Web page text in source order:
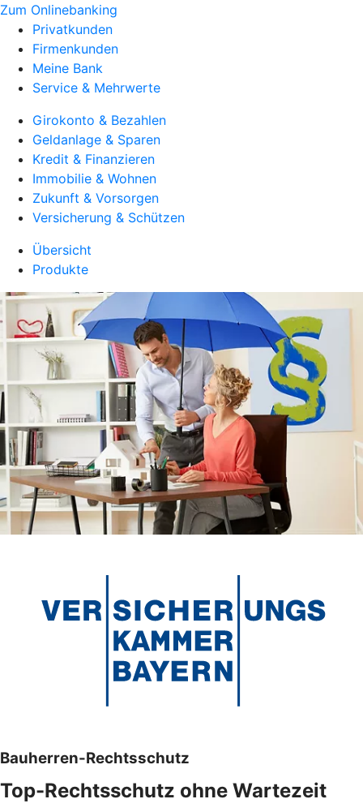
Zum Onlinebanking
Privatkunden
Firmenkunden
Meine Bank
Service & Mehrwerte
Girokonto & Bezahlen
Geldanlage & Sparen
Kredit & Finanzieren
Immobilie & Wohnen
Zukunft & Vorsorgen
Versicherung & Schützen
Übersicht
Produkte
Bauherren-Rechtsschutz
Top-Rechtsschutz ohne Wartezeit